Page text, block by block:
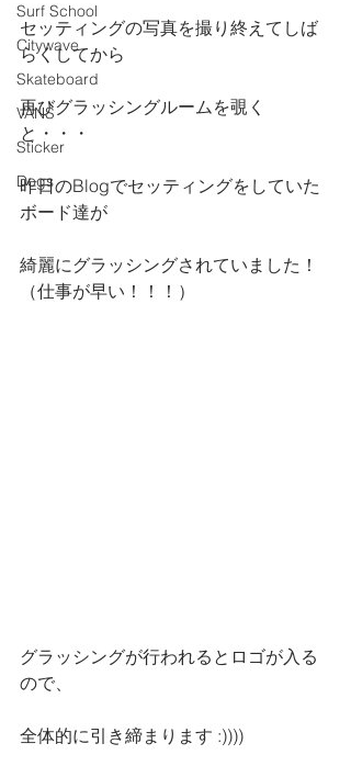
Surf School
Citywave
Skateboard
VANS
Sticker
Dogs
セッティングの写真を撮り終えてしば
らくしてから
再びグラッシングルームを覗く
と・・・
昨日のBlogでセッティングをしていた
ボード達が
綺麗にグラッシングされていました！
（仕事が早い！！！）
グラッシングが行われるとロゴが入る
ので、
全体的に引き締まります :))))